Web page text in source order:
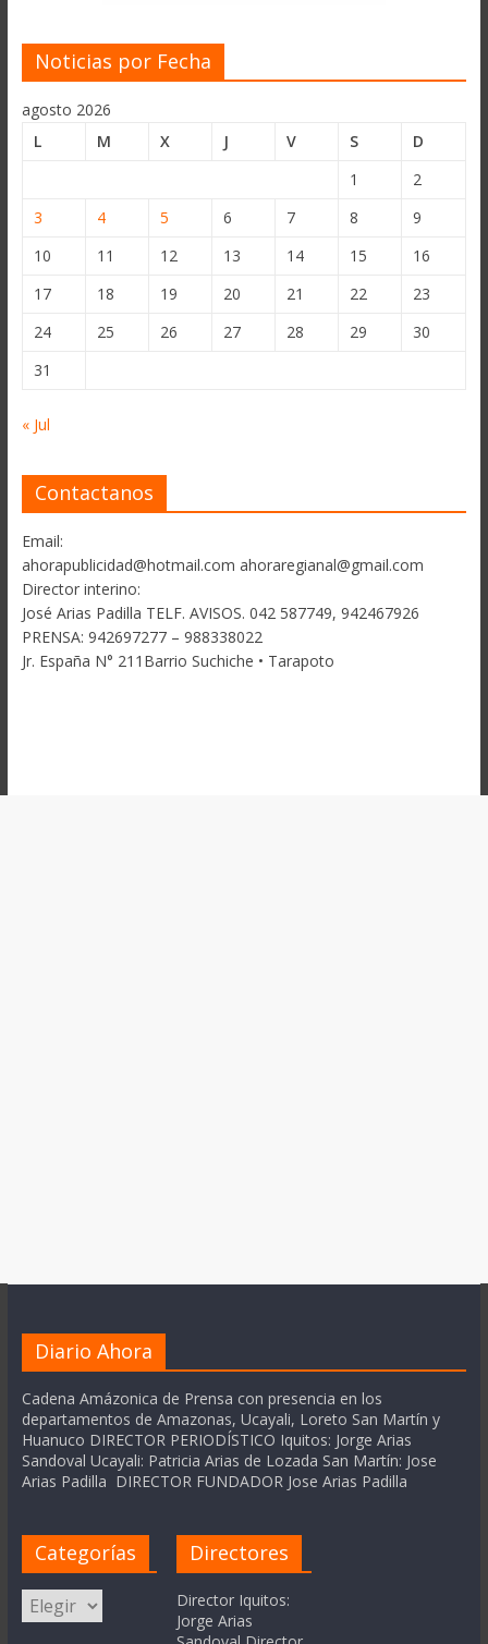
Noticias por Fecha
agosto 2026
L
M X J V S
D
1
2
3
4 5 6 7 8
9
10
11 12 13 14 15
16
17
18 19 20 21 22
23
24
25 26 27 28 29
30
31
« Jul
Contactanos
Email:
ahorapublicidad@hotmail.com ahoraregianal@gmail.com
Director interino:
José Arias Padilla TELF. AVISOS. 042 587749, 942467926
PRENSA: 942697277 – 988338022
Jr. España N° 211Barrio Suchiche • Tarapoto
Diario Ahora
Cadena Amázonica de Prensa con presencia en los
departamentos de Amazonas, Ucayali, Loreto San Martín y
Huanuco DIRECTOR PERIODÍSTICO Iquitos: Jorge Arias
Sandoval Ucayali: Patricia Arias de Lozada San Martín: Jose
Arias Padilla DIRECTOR FUNDADOR Jose Arias Padilla
Categorías
Categorías
Directores
Director Iquitos:
Jorge Arias